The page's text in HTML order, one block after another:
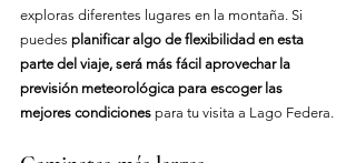
exploras diferentes lugares en la montaña. Si
puedes planificar algo de flexibilidad en esta
parte del viaje, será más fácil aprovechar la
previsión meteorológica para escoger las
mejores condiciones para tu visita a Lago Federa.